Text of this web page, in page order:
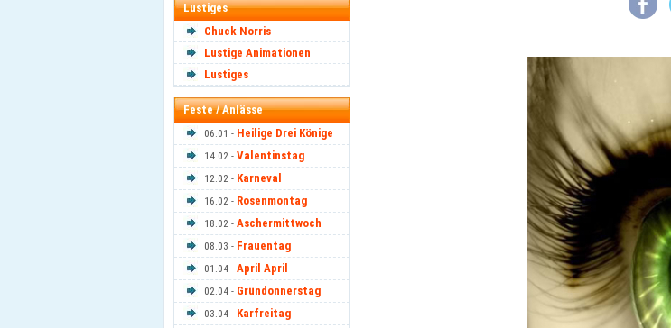
Lustiges
Chuck Norris
Lustige Animationen
Lustiges
Feste / Anlässe
06.01 - Heilige Drei Könige
14.02 - Valentinstag
12.02 - Karneval
16.02 - Rosenmontag
18.02 - Aschermittwoch
08.03 - Frauentag
01.04 - April April
02.04 - Gründonnerstag
03.04 - Karfreitag